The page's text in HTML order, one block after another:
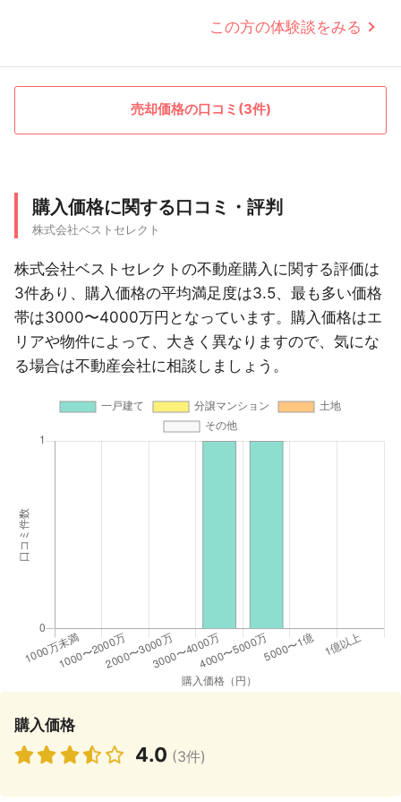
この方の体験談をみる
売却価格の口コミ(3件)
購入価格に関する口コミ・評判
株式会社ベストセレクト
株式会社ベストセレクトの不動産購入に関する評価は
3件あり、購入価格の平均満足度は3.5、最も多い価格
帯は3000〜4000万円となっています。購入価格はエ
リアや物件によって、大きく異なりますので、気にな
る場合は不動産会社に相談しましょう。
購入価格
4.0 (3件)